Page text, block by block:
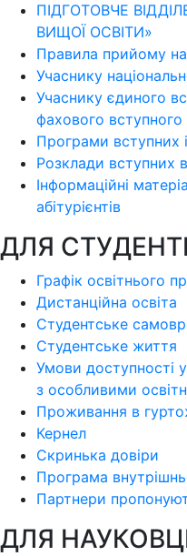
ПІДГОТОВЧЕ
ВИЩОЇ ОСВІТИ»
Правила прийому
Учаснику
Учаснику єдиного
фахового
Програми вступних
Розклади вступних
Інформаційні
абітурієнтів
ДЛЯ
Графік освітнього
Дистанційна освіта
Студентське
Студентське життя
Умови доступності
з особливими
Проживання в
Кернел
Скринька довіри
Програма
Партнери
ДЛЯ